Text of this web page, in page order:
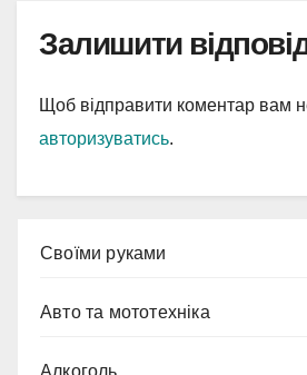
Залишити
Щоб відправити коментар вам
авторизуватись.
Cвоїми руками
Авто та мототехніка
Алкоголь